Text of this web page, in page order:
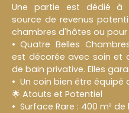
Une partie est dédié à
source de revenus
chambres d'hôtes ou
Quatre Belles
est décorée avec soin et
de bain privative. Elles
Un coin bien être équipé
🌟 Atouts et Potentiel
Surface Rare : 400 m²